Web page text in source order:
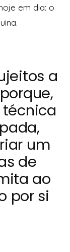
em dia: o
a
um
de
ao
por si